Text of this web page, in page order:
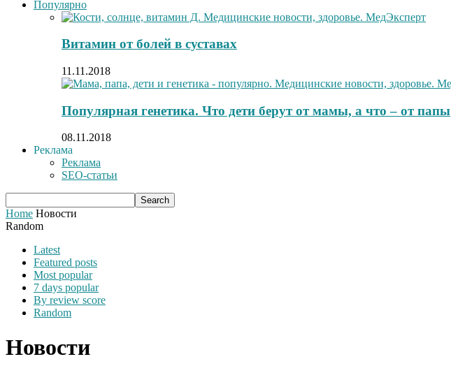
Популярно
Витамин от болей в суставах
11.11.2018
Популярная генетика. Что дети берут от мамы, а что – от папы
08.11.2018
Реклама
Реклама
SEO-статьи
Home Новости
Random
Latest
Featured posts
Most popular
7 days popular
By review score
Random
Новости